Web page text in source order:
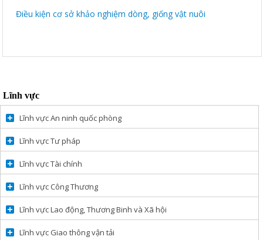
Điều kiện cơ sở khảo nghiệm dòng, giống vật nuôi
Lĩnh vực
Lĩnh vực An ninh quốc phòng
Lĩnh vực Tư pháp
Lĩnh vực Tài chính
Lĩnh vực Công Thương
Lĩnh vực Lao động, Thương Binh và Xã hội
Lĩnh vực Giao thông vận tải